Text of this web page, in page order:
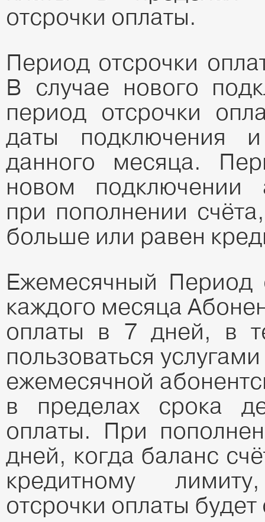
отсрочки оплаты.
Период отсрочки
В случае нового
период отсрочки
даты подключения
данного месяца.
новом подключении
при пополнении
больше или равен
Ежемесячный Период
каждого месяца
оплаты в 7 дней, в
пользоваться
ежемесячной
в пределах срока
оплаты. При
дней, когда баланс
кредитному
отсрочки оплаты